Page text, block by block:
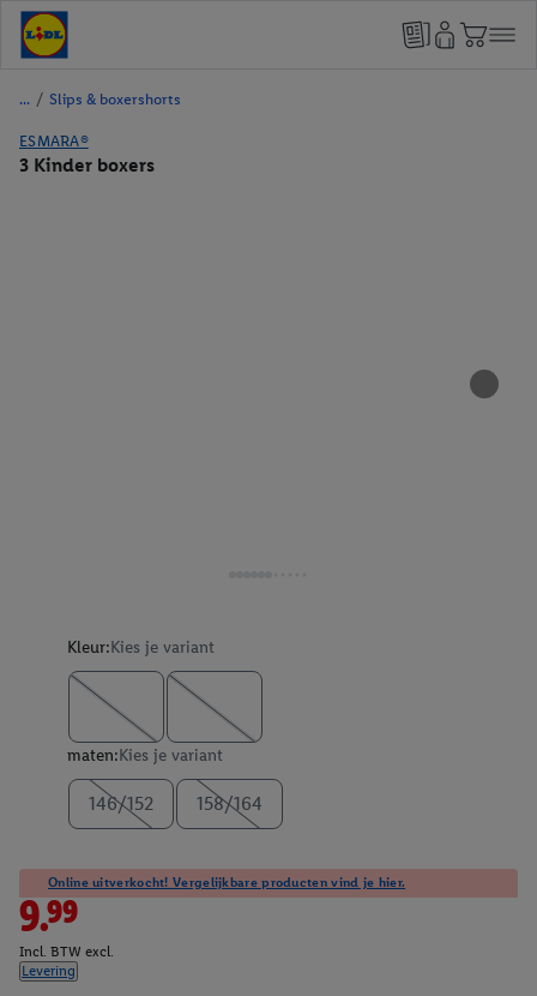
/ Slips & boxershorts
ESMARA®
3 Kinder boxers
Kleur:Kies je variant
maten:Kies je variant
146/152 158/164
Online uitverkocht! Vergelijkbare producten vind je hier.
9.99
Incl. BTW excl.
Levering